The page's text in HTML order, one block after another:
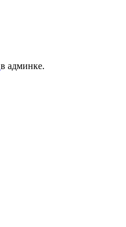
в админке.